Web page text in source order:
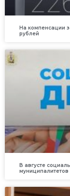
На компенсации
рублей
В августе